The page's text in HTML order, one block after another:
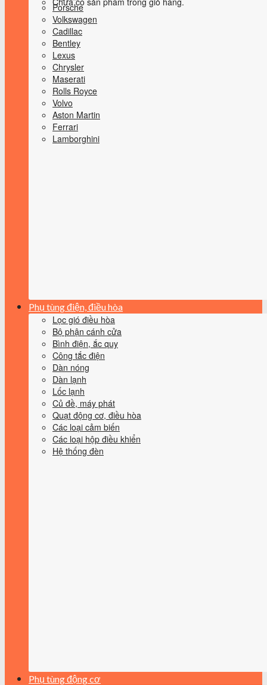
Porsche
Volkswagen
Cadillac
Bentley
Lexus
Chrysler
Maserati
Rolls Royce
Volvo
Aston Martin
Ferrari
Lamborghini
Phụ tùng điện, điều hòa
Lọc gió điều hòa
Bộ phận cánh cửa
Bình điện, ắc quy
Công tắc điện
Dàn nóng
Dàn lạnh
Lốc lạnh
Củ đề, máy phát
Quạt động cơ, điều hòa
Các loại cảm biến
Các loại hộp điều khiển
Hệ thống đèn
Phụ tùng động cơ